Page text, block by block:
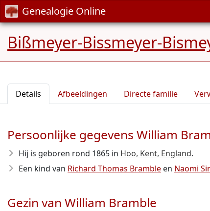
Genealogie Online
Bißmeyer-Bissmeyer-
Details Afbeeldingen Directe familie
Persoonlijke gegevens William
Hij is geboren rond 1865 in Hoo, Kent, England.
Een kind van Richard Thomas Bramble en Naomi
Gezin van William Bramble